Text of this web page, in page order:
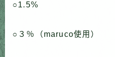
○1.5%
○３％（maruco使用）